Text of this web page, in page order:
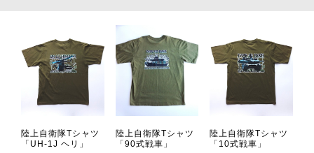
陸上自衛隊Tシャツ
「UH-1J ヘリ」
陸上自衛隊Tシャツ
「90式戦車」
陸上自衛隊Tシャツ
「10式戦車」